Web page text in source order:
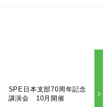
SPE日本支部70周年記念
講演会 10月開催